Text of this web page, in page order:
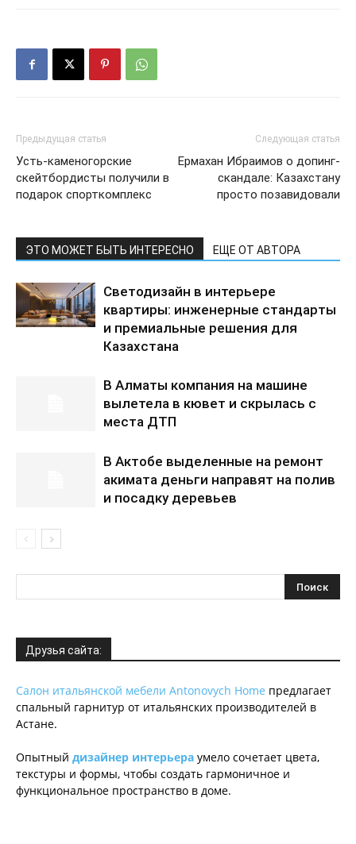
Предыдущая статья
Усть-каменогорские
скейтбордисты получили в
подарок спорткомплекс
Следующая статья
Ермахан Ибраимов о допинг-
скандале: Казахстану
просто позавидовали
ЭТО МОЖЕТ БЫТЬ ИНТЕРЕСНО ЕЩЕ ОТ АВТОРА
Светодизайн в интерьере
квартиры: инженерные стандарты
и премиальные решения для
Казахстана
В Алматы компания на машине
вылетела в кювет и скрылась с
места ДТП
В Актобе выделенные на ремонт
акимата деньги направят на полив
и посадку деревьев
Друзья сайта:
Салон итальянской мебели Antonovych Home предлагает
спальный гарнитур от итальянских производителей в
Астане.
Опытный дизайнер интерьера умело сочетает цвета,
текстуры и формы, чтобы создать гармоничное и
функциональное пространство в доме.